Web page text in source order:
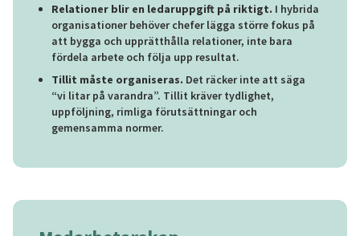
Relationer blir en ledaruppgift på riktigt. I hybrida
organisationer behöver chefer lägga större fokus på
att bygga och upprätthålla relationer, inte bara
fördela arbete och följa upp resultat.
Tillit måste organiseras. Det räcker inte att säga
“vi litar på varandra”. Tillit kräver tydlighet,
uppföljning, rimliga förutsättningar och
gemensamma normer.